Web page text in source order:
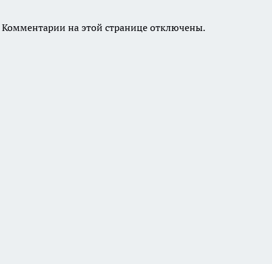
Комментарии на этой странице отключены.